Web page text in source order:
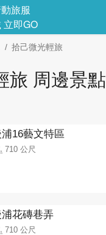
旅服
立即GO
拾己微光輕旅
旅 周邊景點
16藝文特區
710 公尺
花磚巷弄
710 公尺